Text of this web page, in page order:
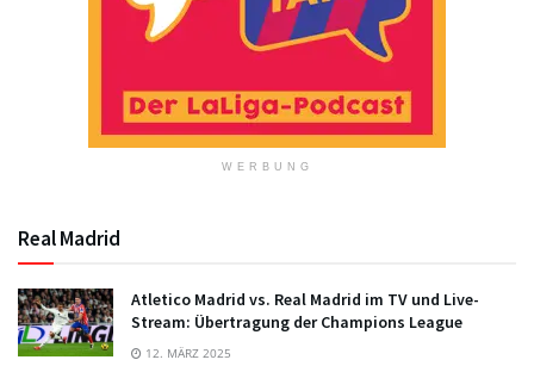
WERBUNG
Real Madrid
Atletico Madrid vs. Real Madrid im TV und Live-
Stream: Übertragung der Champions League
12. MÄRZ 2025